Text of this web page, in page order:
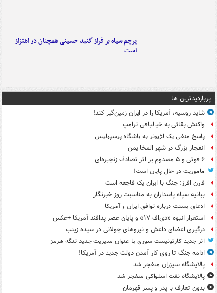
پرچم سیاه بر فراز گنبد حسینی همچنان در اهتزاز
است
پربازدیدترین ها
شاید روسیه، آمریکا را در ایران زمین‌گیر کند!
واکنش بقائی به خیالبافی ترامپ
پاسخ منفی یک لژیونر به باشگاه پرسپولیس
انفجار بزرگ در شهر المخا یمن
۶ فوتی و ۵ مصدوم بر اثر تصادف زنجیره‌ای
ماموریت در حال پایان است!
فارن افرز: جنگ با ایران یک فاجعه است
بیانیه سپاه پاسداران به مناسبت روز خبرنگار
ادعای بسنت درباره توافق ایران و آمریکا
استقرار انبوه «دی‌اف‑۱۷» و پایان عصر پدافند آمریکا +عکس
درگیری اعضای داعش و نیروهای جولانی در سیده زینب
اثر جدید کارتونیست سوری با عنوان مدیریت جدید تنگه هرمز
ادامه جنگ تا روی کار آمدن دولت جدید در آمریکا!
پالایشگاه سیزران منفجر شد
پالایشگاه نفت اسلواکی منفجر شد
بدون تعارف با پدر و پسر قهرمان